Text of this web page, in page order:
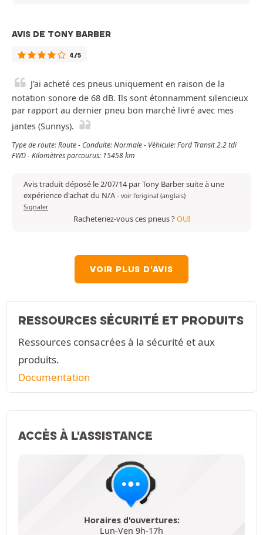
AVIS DE TONY BARBER
4/5
J'ai acheté ces pneus uniquement en raison de la
notation sonore de 68 dB. Ils sont étonnamment silencieux
par rapport au dernier pneu bon marché livré avec mes
jantes (Sunnys).
Type de route: Route - Conduite: Normale - Véhicule: Ford Transit 2.2 tdi
FWD - Kilomètres parcourus: 15458 km
Avis traduit déposé le 2/07/14 par Tony Barber suite à une
expérience d'achat du N/A- voir l'original (anglais)
Signaler
Racheteriez-vous ces pneus ?OUI
VOIR PLUS D'AVIS
RESSOURCES SÉCURITÉ ET PRODUITS
Ressources consacrées à la sécurité et aux
produits.
Documentation
ACCÈS À L'ASSISTANCE
Horaires d'ouvertures:
Lun-Ven 9h-17h